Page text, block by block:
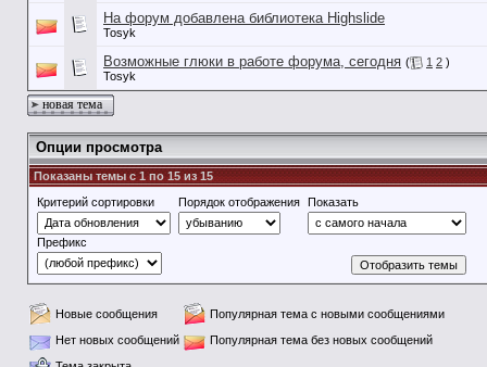
На форум добавлена библиотека Highslide
Tosyk
Возможные глюки в работе форума, сегодня ( 1 2 )
Tosyk
новая тема
Опции просмотра
Показаны темы с 1 по 15 из 15
Критерий сортировки
Порядок отображения Показать
Префикс
Новые сообщения
Популярная тема с новыми сообщениями
Нет новых сообщений
Популярная тема без новых сообщений